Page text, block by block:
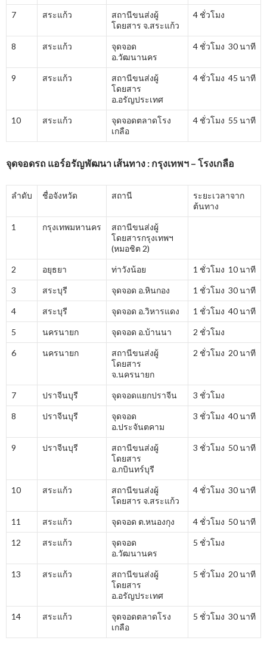
7 สระแก้ว
สถานีขนส่งผู้
โดยสาร จ.สระแก้ว
4 ชั่วโมง
8 สระแก้ว
จุดจอด
อ.วัฒนานคร
4 ชั่วโมง 30 นาที
9 สระแก้ว
สถานีขนส่งผู้
โดยสาร
อ.อรัญประเทศ
4 ชั่วโมง 45 นาที
10 สระแก้ว
จุดจอดตลาดโรง
เกลือ
4 ชั่วโมง 55 นาที
จุดจอดรถ แอร์อรัญพัฒนา เส้นทาง : กรุงเทพฯ – โรงเกลือ
ลำดับ ชื่อจังหวัด สถานี
ระยะเวลาจาก
ต้นทาง
1 กรุงเทพมหานคร
สถานีขนส่งผู้
โดยสารกรุงเทพฯ
(หมอชิต 2)
2 อยุธยา ท่าวังน้อย 1 ชั่วโมง 10 นาที
3 สระบุรี จุดจอด อ.หินกอง 1 ชั่วโมง 30 นาที
4 สระบุรี จุดจอด อ.วิหารแดง 1 ชั่วโมง 40 นาที
5 นครนายก จุดจอด อ.บ้านนา 2 ชั่วโมง
6 นครนายก
สถานีขนส่งผู้
โดยสาร
จ.นครนายก
2 ชั่วโมง 20 นาที
7 ปราจีนบุรี จุดจอดแยกปราจีน 3 ชั่วโมง
8 ปราจีนบุรี
จุดจอด
อ.ประจันตคาม
3 ชั่วโมง 40 นาที
9 ปราจีนบุรี
สถานีขนส่งผู้
โดยสาร
อ.กบินทร์บุรี
3 ชั่วโมง 50 นาที
10 สระแก้ว
สถานีขนส่งผู้
โดยสาร จ.สระแก้ว
4 ชั่วโมง 30 นาที
11 สระแก้ว จุดจอด ต.หนองกุง 4 ชั่วโมง 50 นาที
12 สระแก้ว
จุดจอด
อ.วัฒนานคร
5 ชั่วโมง
13 สระแก้ว
สถานีขนส่งผู้
โดยสาร
อ.อรัญประเทศ
5 ชั่วโมง 20 นาที
14 สระแก้ว
จุดจอดตลาดโรง
เกลือ
5 ชั่วโมง 30 นาที